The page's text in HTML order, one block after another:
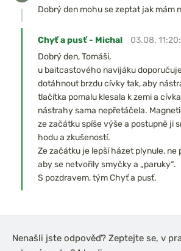
Dobrý den mohu se zeptat jak mám
Chyť a pusť - Michal
03.08.
Dobrý den, Tomáši,
u baitcastového navijáku
dotáhnout brzdu cívky tak, aby
tlačítka pomalu klesala k zemi a
nástrahy sama nepřetáčela.
ze začátku spíše výše a postupně ji
hodu a zkušeností.
Ze začátku je lepší házet plynule, ne
aby se netvořily smyčky a „paruky“.
S pozdravem, tým Chyť a pusť.
Nenašli jste odpověď? Zeptejte se, v